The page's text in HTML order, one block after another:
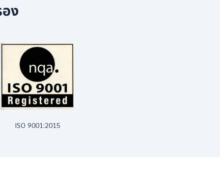
ง
ISO 9001:2015